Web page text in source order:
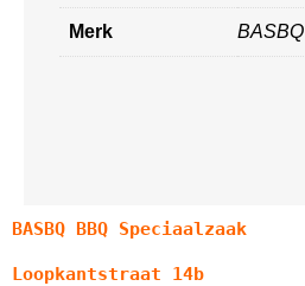
Merk BASBQ
BASBQ BBQ Speciaalzaak
Loopkantstraat 14b